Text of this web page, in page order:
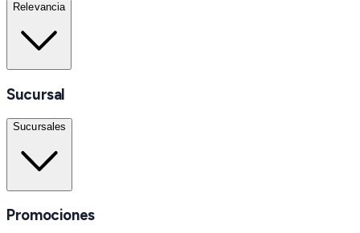
Relevancia
Sucursal
Sucursales
Promociones